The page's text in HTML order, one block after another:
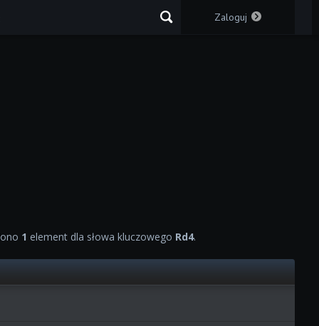
Zaloguj
1 element dla słowa kluczowego Rd4.